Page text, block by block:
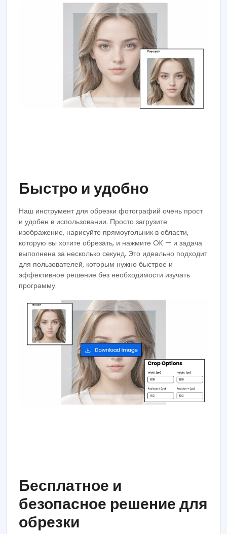
Быстро и удобно
Наш инструмент для обрезки фотографий очень прост
и удобен в использовании. Просто загрузите
изображение, нарисуйте прямоугольник в области,
которую вы хотите обрезать, и нажмите OK — и задача
выполнена за несколько секунд. Это идеально подходит
для пользователей, которым нужно быстрое и
эффективное решение без необходимости изучать
программу.
Бесплатное и
безопасное решение для
обрезки